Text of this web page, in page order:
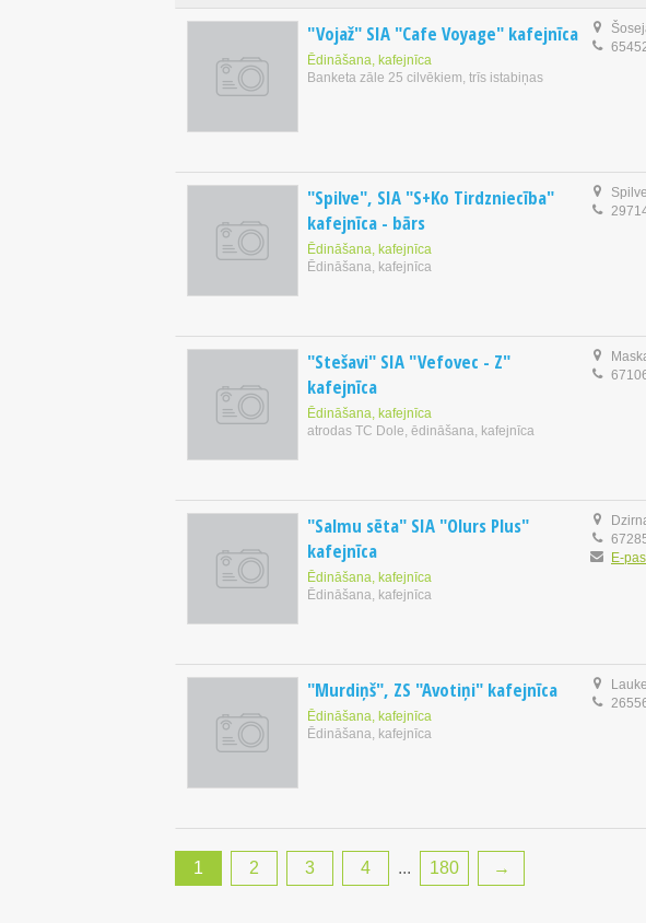
"Vojaž" SIA "Cafe Voyage" kafejnīca
Ēdināšana, kafejnīca
Banketa zāle 25 cilvēkiem, trīs istabiņas
"Spilve", SIA "S+Ko Tirdzniecība"
kafejnīca - bārs
Ēdināšana, kafejnīca
Ēdināšana, kafejnīca
"Stešavi" SIA "Vefovec - Z"
kafejnīca
Ēdināšana, kafejnīca
atrodas TC Dole, ēdināšana, kafejnīca
"Salmu sēta" SIA "Olurs Plus"
kafejnīca
Ēdināšana, kafejnīca
Ēdināšana, kafejnīca
E-
"Murdiņš", ZS "Avotiņi" kafejnīca
Ēdināšana, kafejnīca
Ēdināšana, kafejnīca
1 2 3 4 ... 180 →